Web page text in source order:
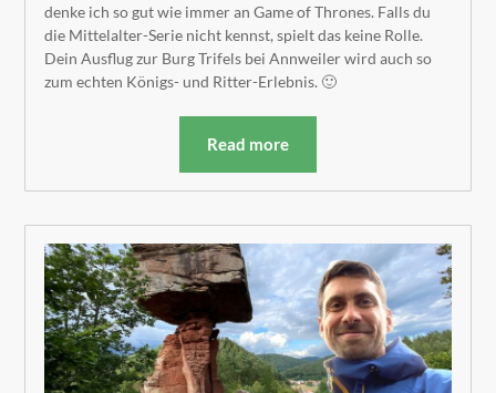
denke ich so gut wie immer an Game of Thrones. Falls du
die Mittelalter-Serie nicht kennst, spielt das keine Rolle.
Dein Ausflug zur Burg Trifels bei Annweiler wird auch so
zum echten Königs- und Ritter-Erlebnis. 🙂
Read more